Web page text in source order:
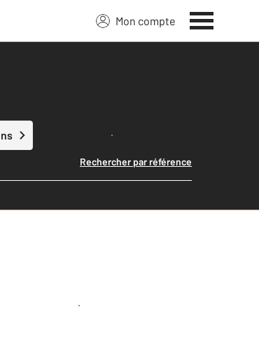
Mon compte
Lancer ma recherche
Rechercher par référence
Créer une alerte